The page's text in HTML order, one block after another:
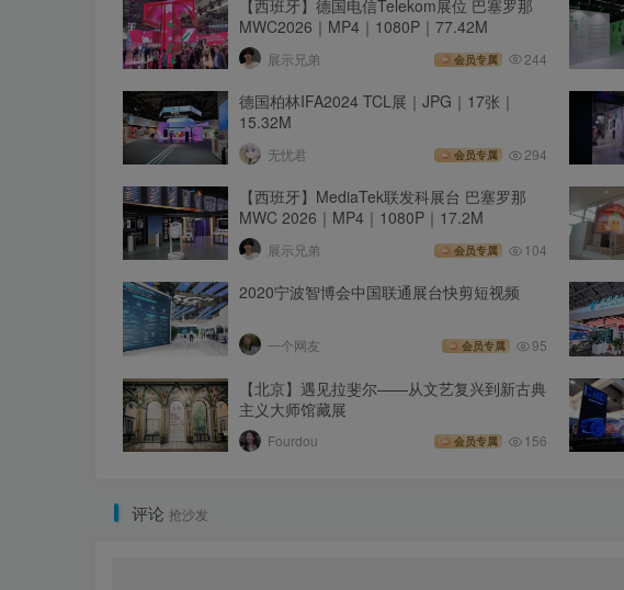
【西班牙】德国电信Telekom展位 巴塞罗那
MWC2026｜MP4｜1080P｜77.42M
展示兄弟 会员专属 244
德国柏林IFA2024 TCL展｜JPG｜17张｜
15.32M
无忧君 会员专属 294
【西班牙】MediaTek联发科展台 巴塞罗那
MWC 2026｜MP4｜1080P｜17.2M
展示兄弟 会员专属 104
2020宁波智博会中国联通展台快剪短视频
一个网友 会员专属 95
【北京】遇见拉斐尔——从文艺复兴到新古典
主义大师馆藏展
Fourdou 会员专属 156
评论 抢沙发